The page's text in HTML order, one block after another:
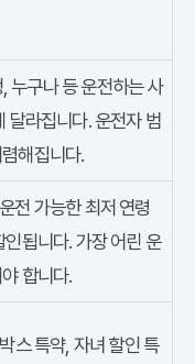
누구나 등 운전하는 사
달라집니다. 운전자 범
해집니다.
전 가능한 최저 연령
됩니다. 가장 어린 운
합니다.
스 특약, 자녀 할인 특